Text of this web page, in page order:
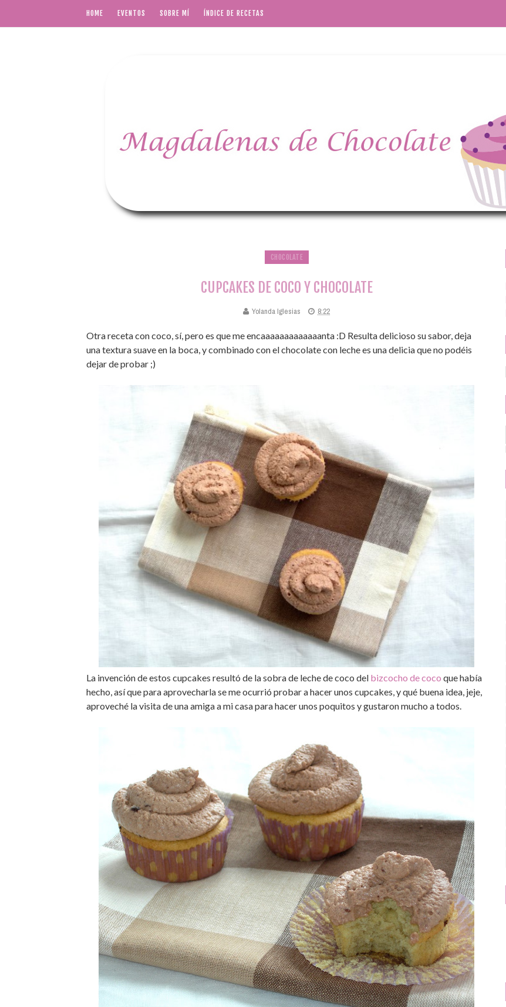
HOME EVENTOS SOBRE MÍ ÍNDICE DE RECETAS
CHOCOLATE
CUPCAKES DE COCO Y CHOCOLATE
Yolanda Iglesias 8:22
Otra receta con coco, sí, pero es que me encaaaaaaaaaaaaanta :D Resulta delicioso su sabor, deja
una textura suave en la boca, y combinado con el chocolate con leche es una delicia que no podéis
dejar de probar ;)
La invención de estos cupcakes resultó de la sobra de leche de coco del bizcocho de coco que había
hecho, así que para aprovecharla se me ocurrió probar a hacer unos cupcakes, y qué buena idea, jeje,
aproveché la visita de una amiga a mi casa para hacer unos poquitos y gustaron mucho a todos.